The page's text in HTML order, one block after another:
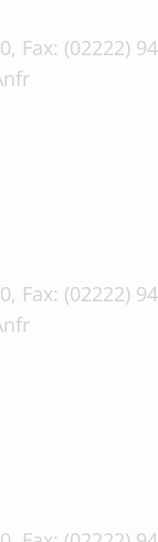
Fax: (02222)
Fax: (02222)